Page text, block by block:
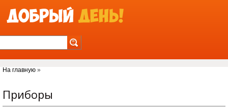
Вы здесь
На главную »
Приборы